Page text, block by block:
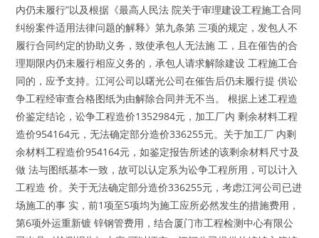
内仍未履行”以及根据《最高人民法 院关于审理建设工程施工合同
纠纷案件适用法律问题的解释》第九条第 三项的规定，发包人不
履行合同约定的协助义务，致使承包人无法施 工，且在催告的合
理期限内仍未履行相应义务的，承包人请求解除建设 工程施工合
同的，应予支持。江河公司以曙光公司在催告后仍未履行提 供讼
争工程经审查合格图纸为由解除合同并无不当。 根据上述工程造
价鉴定结论，讼争工程造价1352984元，加工厂内 剩余材料工程
造价954164元，无法确定部分造价336255元。关于加工厂 内剩
余材料工程造价954164元，如鉴定报告所述的该剩余材料尺寸及
做 法与图纸基本一致，故可以认定系为讼争工程所用，可以计入
工程造 价。关于无法确定部分造价336255元，考虑江河公司已进
场施工的事 实，前1项至5项均为施工应所必然发生的措施费用，
第6项外运重新镀 锌钢管费用，结合厦门市工程检测中心有限公